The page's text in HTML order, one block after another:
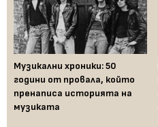
Музикални хроники: 50
години от провала, който
пренаписа историята на
музиката